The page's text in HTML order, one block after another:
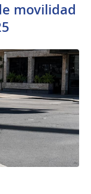
movilidad